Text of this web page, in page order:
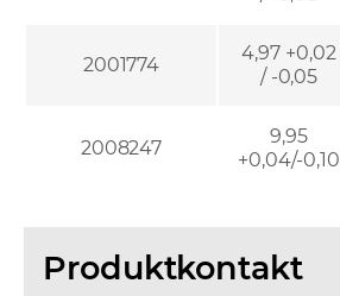
2001774
4,97 +0,02
/ -0,05
2008247
9,95
+0,04/-0,10
Produktkontakt